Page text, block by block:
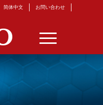
简体中文 お問い合わせ